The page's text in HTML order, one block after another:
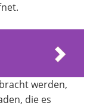
werden,
die es